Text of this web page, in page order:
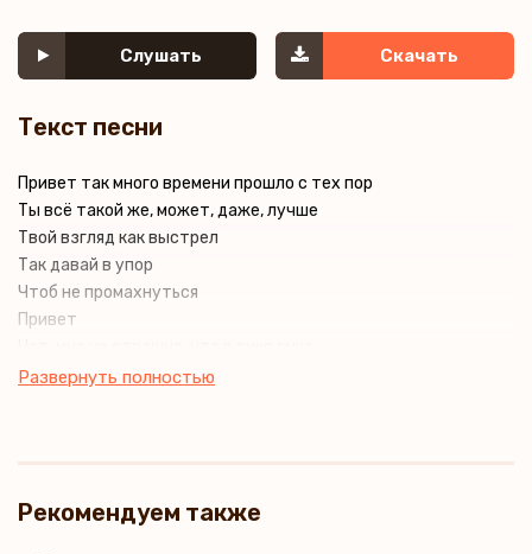
Слушать Скачать
Текст песни
Привет так много времени прошло с тех пор
Ты всё такой же, может, даже, лучше
Твой взгляд как выстрел
Так давай в упор
Чтоб не промахнуться
Привет
Что вокруг нас весь мир почти в руинах
Я тону в твоём омуте
Развернуть полностью
Рекомендуем также